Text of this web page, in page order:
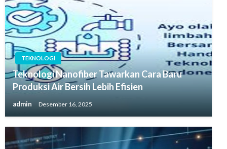
TEKNOLOGI
Teknologi Nanofiber Tawarkan Cara Baru
Produksi Air Bersih Lebih Efisien
admin Desember 16, 2025